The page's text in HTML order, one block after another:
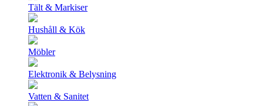
Tält & Markiser
Hushåll & Kök
Möbler
Elektronik & Belysning
Vatten & Sanitet